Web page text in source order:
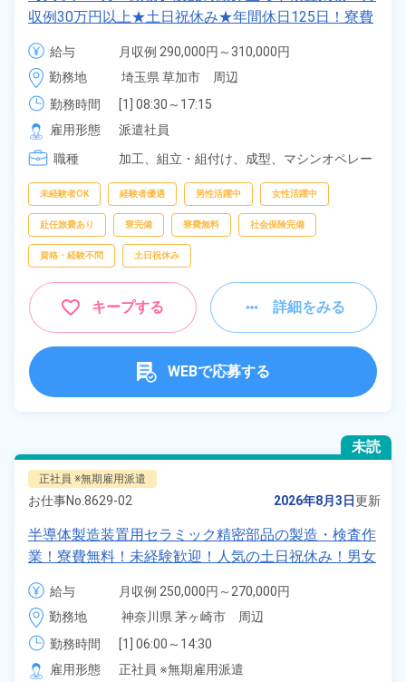
収例30万円以上★土日祝休み★年間休日125日！寮費
無料★備品付きワンルーム寮完備★赴任旅費会社負担
◎自社正社員登用制度あり★就業先食堂利用可◎《埼
玉県草加市》
給与
月収例 290,000円～310,000円
時給 1,550円～1,550円
勤務地
埼玉県 草加市　周辺
勤務時間
[1] 08:30～17:15
[2] 17:15～02:00
[3] 06:00～14:45
[4] 14:45～23:30
雇用形態
派遣社員
職種
加工、 組立・組付け、 成型、 マシンオペレー
未経験者OK 経験者優遇 男性活躍中 女性活躍中
赴任旅費あり 寮完備 寮費無料 社会保険完備
資格・経験不問 土日祝休み
キープする 詳細をみる
WEBで応募する
未読
正社員 ※無期雇用派遣
お仕事No. 8629-02 2026年8月3日更新
半導体製造装置用セラミック精密部品の製造・検査作
業！寮費無料！未経験歓迎！人気の土日祝休み！男女
スタッフ活躍中！1食250円～食堂利用可！《神奈川
県茅ヶ崎市》
給与
月収例 250,000円～270,000円
給与 253,900円～253,900円
勤務地
神奈川県 茅ヶ崎市　周辺
勤務時間
[1] 06:00～14:30
[2] 14:20～22:50
雇用形態
正社員 ※無期雇用派遣